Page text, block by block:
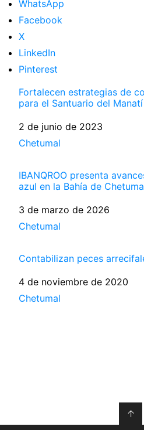
WhatsApp
Facebook
X
LinkedIn
Pinterest
Fortalecen estrategias de
para el Santuario del
Fecha
2 de junio de 2023
Respecto a
Chetumal
IBANQROO presenta
azul en la Bahía de
Fecha
3 de marzo de 2026
Respecto a
Chetumal
Contabilizan peces
Fecha
4 de noviembre de 2020
Respecto a
Chetumal
↑